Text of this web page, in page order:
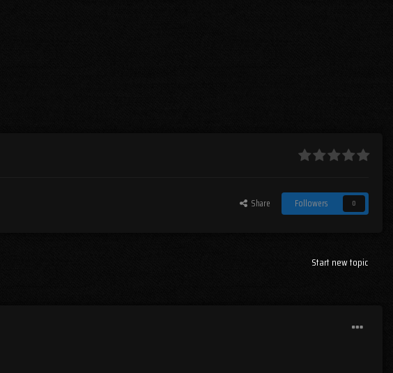
Share Followers 0
Start new topic